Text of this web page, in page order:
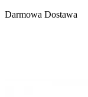
Darmowa Dostawa